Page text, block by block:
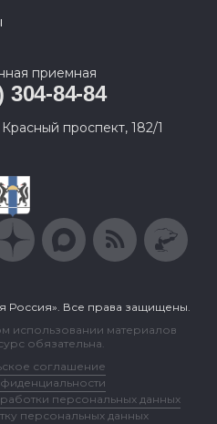
приемная
304-84-84
проспект, 182/1
Россия». Все права защищены.
использовании материалов
обязательна.
соглашение
персональных данных
персональных данных